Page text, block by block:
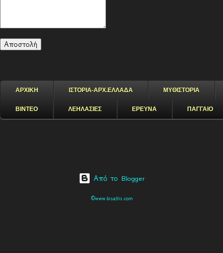
ΑΡΧΙΚΗ ΙΣΤΟΡΙΑ-ΑΡΧ.ΕΛΛΑΔΑ ΜΥΘΙΣΤΟΡΙΑ
ΒΙΝΤΕΟ ΛΕΗΛΑΣΙΕΣ ΕΡΕΥΝΑ ΠΑΓΓΑΙΟ
Από το Blogger
©www.bisaltis.com